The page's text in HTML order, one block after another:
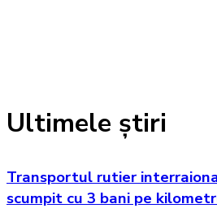
Ultimele știri
Transportul rutier
scumpit cu 3 bani pe